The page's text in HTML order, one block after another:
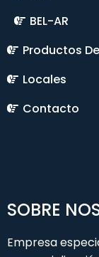
BEL-AR
Productos
Locales
Contacto
SOBRE
Empresa